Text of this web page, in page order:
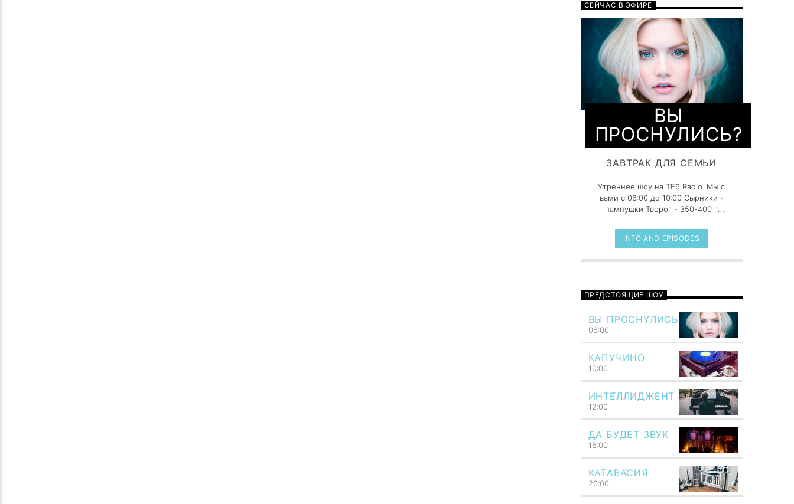
СЕЙЧАС В ЭФИРЕ
ВЫ
ПРОСНУЛИСЬ?
ЗАВТРАК ДЛЯ СЕМЬИ
Утреннее шоу на TF6 Radio. Мы с
вами с 06:00 до 10:00 Сырники -
пампушки Творог - 350-400 г
1 шт. Мука - больше половины
стакана Cахар - по вкусу Сахар
подачи) - по вкусу Масло
INFO AND EPISODES
ПРЕДСТОЯЩИЕ ШОУ
ВЫ ПРОСНУЛИСЬ?
06:00
КАПУЧИНО
10:00
ИНТЕ́ЛЛИДЖЕНТ
12:00
ДА БУДЕТ ЗВУК
16:00
КАТАВА́СИЯ
20:00